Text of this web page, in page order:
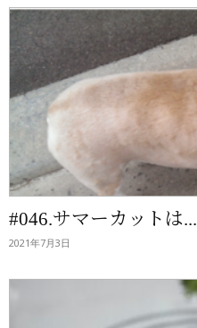
#046.サマーカットは...
2021年7月3日